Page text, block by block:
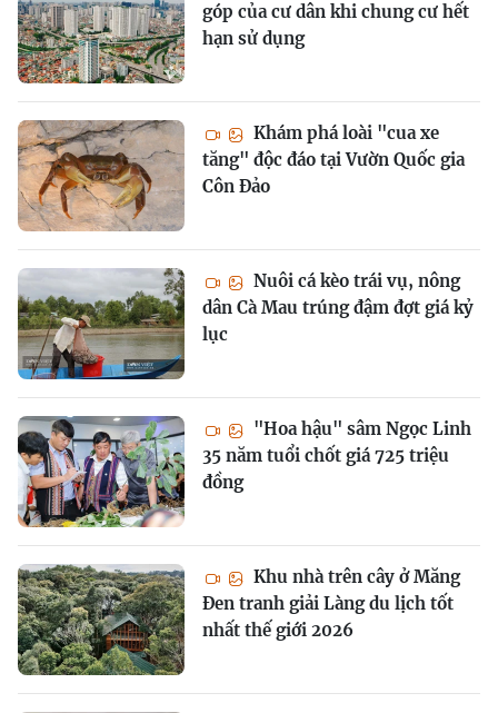
góp của cư dân khi chung cư hết
hạn sử dụng
Khám phá loài "cua xe
tăng" độc đáo tại Vườn Quốc gia
Côn Đảo
Nuôi cá kèo trái vụ, nông
dân Cà Mau trúng đậm đợt giá kỷ
lục
"Hoa hậu" sâm Ngọc Linh
35 năm tuổi chốt giá 725 triệu
đồng
Khu nhà trên cây ở Măng
Đen tranh giải Làng du lịch tốt
nhất thế giới 2026